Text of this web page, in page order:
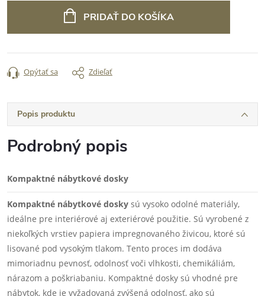
PRIDAŤ DO KOŠÍKA
Opýtať sa Zdieľať
Popis produktu
Podrobný popis
Kompaktné nábytkové dosky
Kompaktné nábytkové dosky sú vysoko odolné materiály,
ideálne pre interiérové aj exteriérové použitie. Sú vyrobené z
niekoľkých vrstiev papiera impregnovaného živicou, ktoré sú
lisované pod vysokým tlakom. Tento proces im dodáva
mimoriadnu pevnosť, odolnosť voči vlhkosti, chemikáliám,
nárazom a poškriabaniu. Kompaktné dosky sú vhodné pre
nábytok, kde je vyžadovaná zvýšená odolnosť, ako sú